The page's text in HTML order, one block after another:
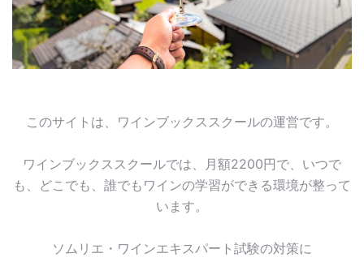
このサイトは、ワインブックススクールの運営です。
ワインブックススクールでは、月額2200円で、いつで
も、どこでも、誰でもワインの学習ができる環境が整って
います。
ソムリエ・ワインエキスパート試験の対策に